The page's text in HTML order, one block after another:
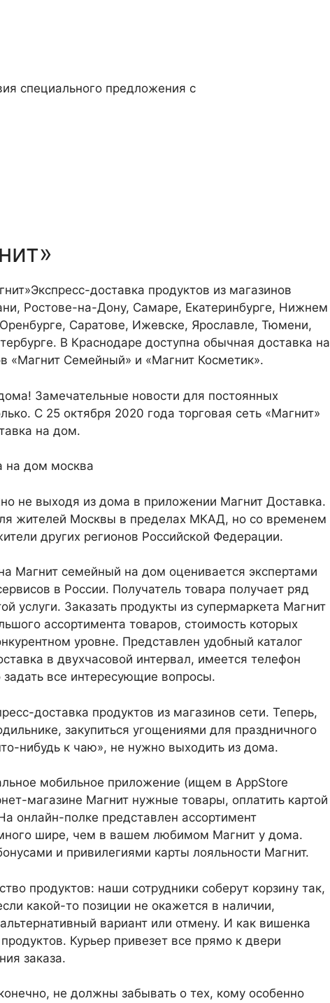
специального предложения с
доставка продуктов из магазинов
Ростове-на-Дону, Самаре, Екатеринбурге, Нижнем
Саратове, Ижевске, Ярославле, Тюмени,
В Краснодаре доступна обычная доставка на
«Магнит Семейный» и «Магнит Косметик».
Замечательные новости для постоянных
С 25 октября 2020 года торговая сеть «Магнит»
на дом.
не выходя из дома в приложении Магнит Доставка.
жителей Москвы в пределах МКАД, но со временем
других регионов Российской Федерации.
Магнит семейный на дом оценивается экспертами
в России. Получатель товара получает ряд
услуги. Заказать продукты из супермаркета Магнит
ассортимента товаров, стоимость которых
уровне. Представлен удобный каталог
в двухчасовой интервал, имеется телефон
все интересующие вопросы.
доставка продуктов из магазинов сети. Теперь,
закупиться угощениями для праздничного
нибудь к чаю», не нужно выходить из дома.
мобильное приложение (ищем в AppStore
магазине Магнит нужные товары, оплатить картой
онлайн-полке представлен ассортимент
шире, чем в вашем любимом Магнит у дома.
и привилегиями карты лояльности Магнит.
продуктов: наши сотрудники соберут корзину так,
какой-то позиции не окажется в наличии,
вариант или отмену. И как вишенка
Курьер привезет все прямо к двери
заказа.
не должны забывать о тех, кому особенно